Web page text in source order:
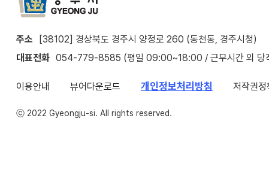
주소
[38102] 경상북도 경주시 양정로 260 (동천동, 경주시청)
대표전화 054-779-8585 (평일 09:00~18:00 / 근무시간 외 당
이용안내 뷰어다운로드 개인정보처리방침 저작권정
ⓒ 2022 Gyeongju-si. All rights reserved.